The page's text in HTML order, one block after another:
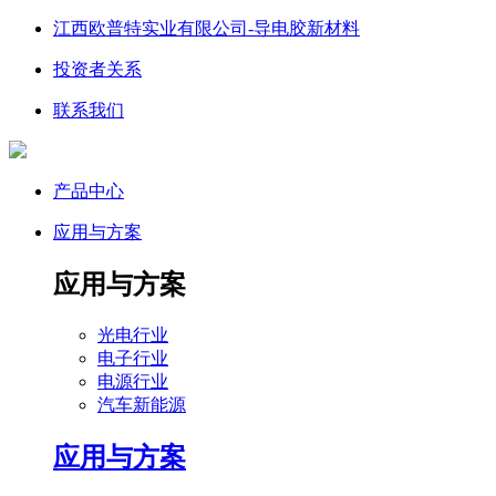
江西欧普特实业有限公司-导电胶新材料
投资者关系
联系我们
产品中心
应用与方案
应用与方案
光电行业
电子行业
电源行业
汽车新能源
应用与方案